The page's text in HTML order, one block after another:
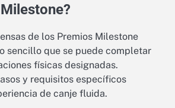
de los Premios Milestone
sencillo que se puede completar
físicas designadas.
y requisitos específicos
de canje fluida.